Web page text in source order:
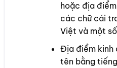
hoặc địa
các chữ cái
Việt và một
Địa điểm kinh
tên bằng